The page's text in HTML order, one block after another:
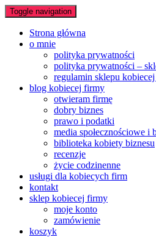
Toggle navigation
Strona główna
o mnie
polityka prywatności
polityka prywatności –
regulamin sklepu
blog kobiecej firmy
otwieram firmę
dobry biznes
prawo i podatki
media społecznościowe i
biblioteka kobiety biznesu
recenzje
życie codzinenne
usługi dla kobiecych firm
kontakt
sklep kobiecej firmy
moje konto
zamówienie
koszyk